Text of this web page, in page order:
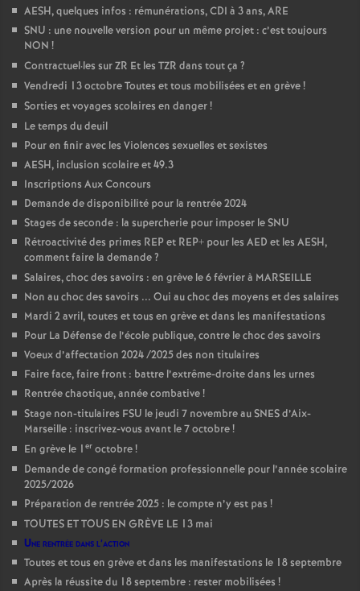
AESH, quelques infos : rémunérations, CDI à 3 ans, ARE
SNU : une nouvelle version pour un même projet : c’est toujours
NON !
Contractuel·les sur ZR Et les TZR dans tout ça ?
Vendredi 13 octobre Toutes et tous mobilisées et en grève!
Sorties et voyages scolaires en danger!
Le temps du deuil
Pour en finir avec les Violences sexuelles et sexistes
AESH, inclusion scolaire et 49.3
Inscriptions Aux Concours
Demande de disponibilité pour la rentrée 2024
Stages de seconde : la supercherie pour imposer le SNU
Rétroactivité des primes REP et REP+ pour les AED et les AESH,
comment faire la demande?
Salaires, choc des savoirs : en grève le 6 février à MARSEILLE
Non au choc des savoirs ... Oui au choc des moyens et des salaires
Mardi 2 avril, toutes et tous en grève et dans les manifestations
Pour La Défense de l’école publique, contre le choc des savoirs
Voeux d’affectation 2024 /2025 des non titulaires
Faire face, faire front : battre l’extrême-droite dans les urnes
Rentrée chaotique, année combative!
Stage non-titulaires FSU le jeudi 7 novembre au SNES d’Aix-
Marseille : inscrivez-vous avant le 7 octobre!
En grève le 1 er octobre!
Demande de congé formation professionnelle pour l’année scolaire
2025/2026
Préparation de rentrée 2025 : le compte n’y est pas !
TOUTES ET TOUS EN GRÈVE LE 13 mai
Une rentrée dans l’action
Toutes et tous en grève et dans les manifestations le 18 septembre
Après la réussite du 18 septembre : rester mobilisées !